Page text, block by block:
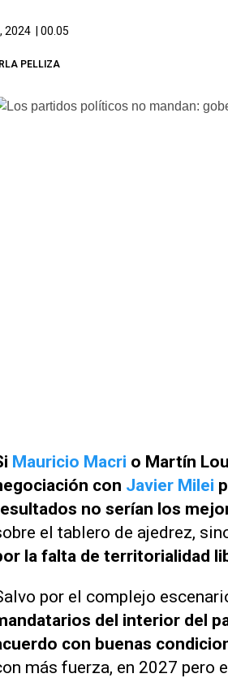
2024 | 00.05
PELLIZA
Mauricio Macri o Martín
con Javier Milei
no serían los
el tablero de ajedrez,
la falta de territorialidad
por el complejo
del interior del
con buenas
más fuerza, en 2027 pero